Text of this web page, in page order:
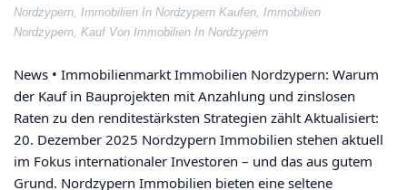
Nordzypern Immobilien In Nordzypern Kaufen Immobilien
Nordzypern Kauf Von Immobilien In Nordzypern
News • Immobilienmarkt Immobilien Nordzypern: Warum
der Kauf in Bauprojekten mit Anzahlung und zinslosen
Raten zu den renditestärksten Strategien zählt Aktualisiert:
20. Dezember 2025 Nordzypern Immobilien stehen aktuell
im Fokus internationaler Investoren – und das aus gutem
Grund. Nordzypern Immobilien bieten eine seltene